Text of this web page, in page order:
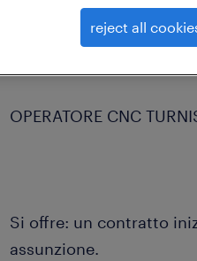
strutturata azienda del
OPERATORE CNC
Si offre: un contratto
assunzione.
reject all